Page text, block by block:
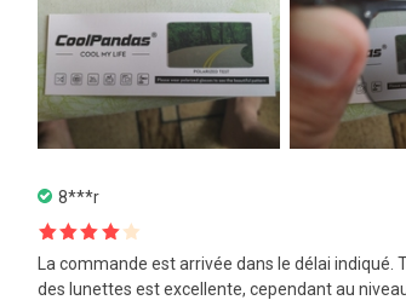
8***r
Note4
sur 5
La commande est arrivée dans le délai indiqué.
des lunettes est excellente, cependant au